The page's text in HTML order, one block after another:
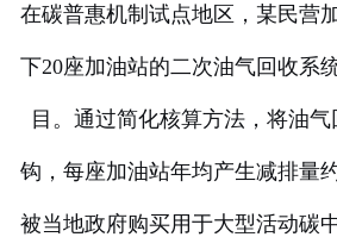
在碳普惠机制试点地区，某民营
下20座加油站的二次油气回收系
目。通过简化核算方法，将油
钩，每座加油站年均产生减排量
被当地政府购买用于大型活动碳